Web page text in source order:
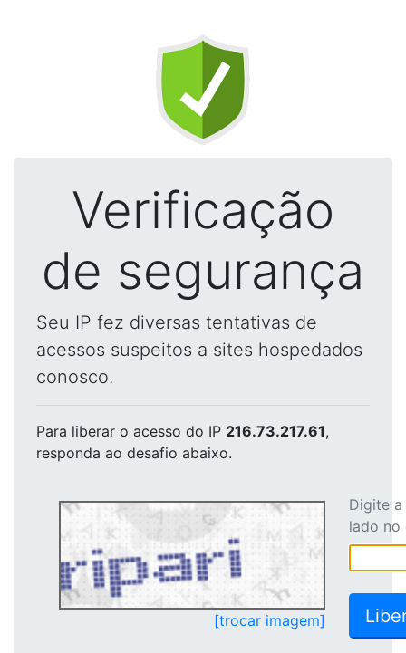
Verificação
de segurança
Seu IP fez diversas tentativas de
acessos suspeitos a sites hospedados
conosco.
Para liberar o acesso do IP 216.73.217.61,
responda ao desafio abaixo.
[trocar imagem]
Digite
lado no